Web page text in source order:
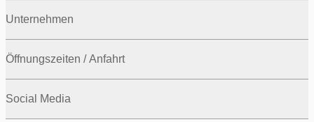
Unternehmen
Öffnungszeiten / Anfahrt
Social Media